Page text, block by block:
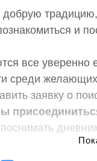
традицию,
и
все уверенно
среди
заявку о